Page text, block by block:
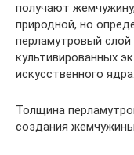
получают
природной, но
перламутровый
культивированных
искусственного ядра.
Толщина
создания